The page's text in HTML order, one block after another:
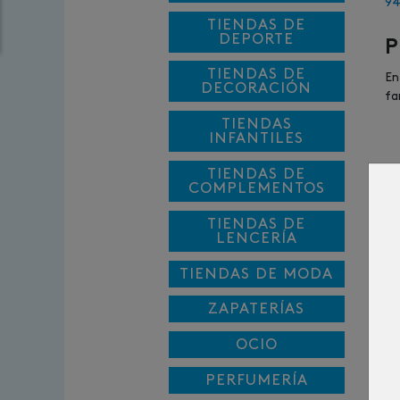
TIENDAS DE
DEPORTE
TIENDAS DE
DECORACIÓN
TIENDAS
INFANTILES
TIENDAS DE
COMPLEMENTOS
TIENDAS DE
LENCERÍA
TIENDAS DE MODA
ZAPATERÍAS
OCIO
PERFUMERÍA